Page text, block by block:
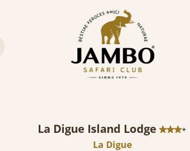
La Digue Island Lodge +
La Digue